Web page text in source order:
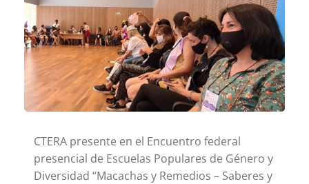
CTERA presente en el Encuentro federal
presencial de Escuelas Populares de Género y
Diversidad “Macachas y Remedios – Saberes y